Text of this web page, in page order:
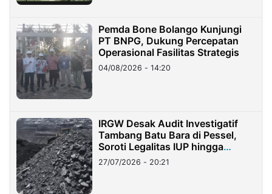
Pemda Bone Bolango Kunjungi
PT BNPG, Dukung Percepatan
Operasional Fasilitas Strategis
04/08/2026 - 14:20
IRGW Desak Audit Investigatif
Tambang Batu Bara di Pessel,
Soroti Legalitas IUP hingga
Stockpile
27/07/2026 - 20:21